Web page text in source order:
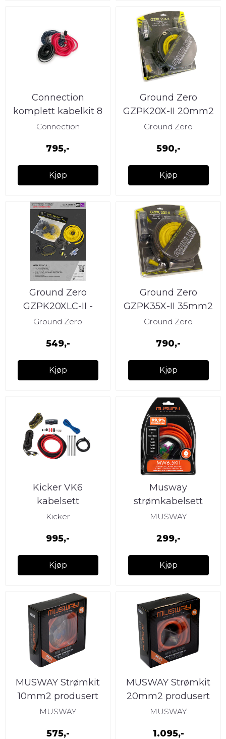
Connection
komplett kabelkit 8
AWG 350W
Connection
795,-
Kjøp
Ground Zero
GZPK20X-II 20mm2
kabelkit
Ground Zero
590,-
Kjøp
Ground Zero
GZPK20XLC-II -
20mm2 CCA
Ground Zero
549,-
Kjøp
Ground Zero
GZPK35X-II 35mm2
kabelkit
Ground Zero
790,-
Kjøp
Kicker VK6
kabelsett
Kicker
995,-
Kjøp
Musway
strømkabelsett
6mm2 OFC
MUSWAY
299,-
Kjøp
MUSWAY Strømkit
10mm2 produsert
med OFC kabel
MUSWAY
575,-
MUSWAY Strømkit
20mm2 produsert
med OFC kabel
MUSWAY
1.095,-